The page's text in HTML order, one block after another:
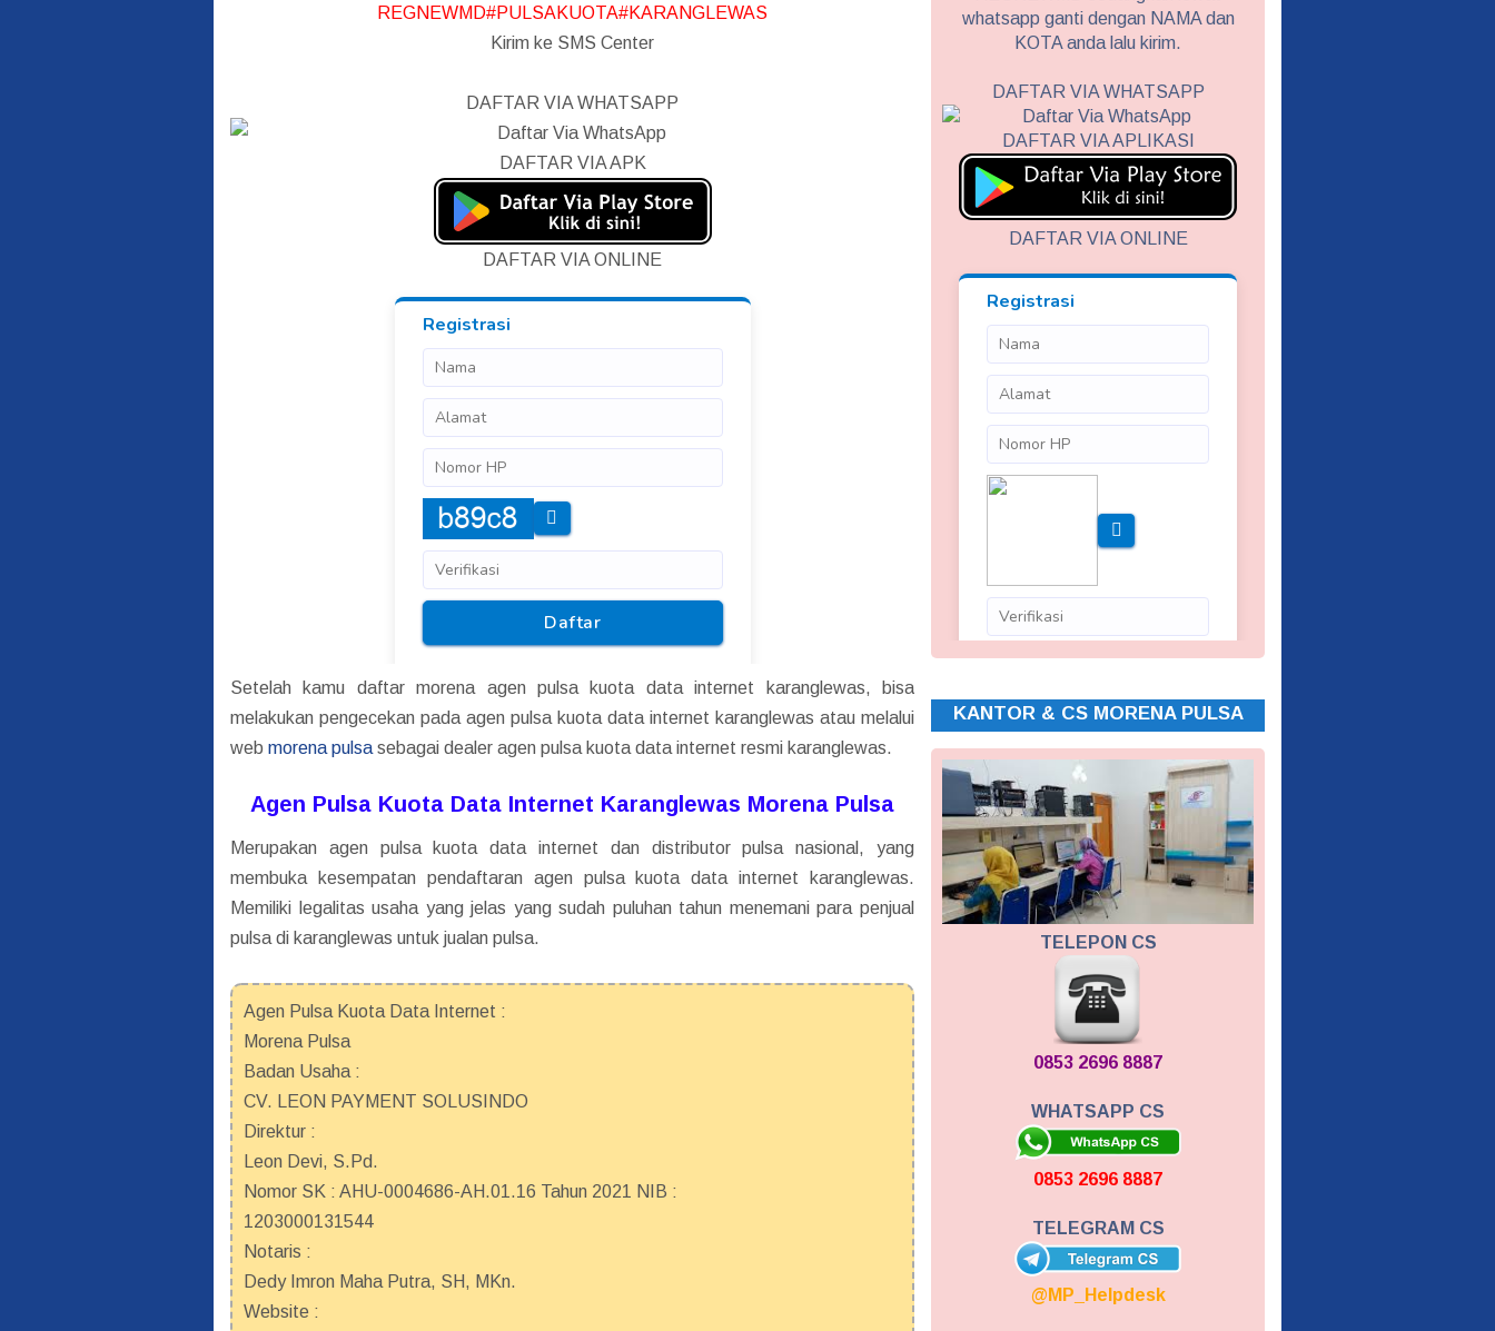
REGNEWMD#PULSAKUOTA#KARANGLEWAS
Kirim ke SMS Center
DAFTAR VIA WHATSAPP
DAFTAR VIA APK
DAFTAR VIA ONLINE
Setelah kamu daftar morena agen pulsa kuota data internet karanglewas, bisa
melakukan pengecekan pada agen pulsa kuota data internet karanglewas atau melalui
web morena pulsasebagai dealer agen pulsa kuota data internet resmi karanglewas.
Agen Pulsa Kuota Data Internet Karanglewas Morena Pulsa
Merupakan agen pulsa kuota data internet dan distributor pulsa nasional, yang
membuka kesempatan pendaftaran agen pulsa kuota data internet karanglewas.
Memiliki legalitas usaha yang jelas yang sudah puluhan tahun menemani para penjual
pulsa di karanglewas untuk jualan pulsa.
Agen Pulsa Kuota Data Internet :
Morena Pulsa
Badan Usaha :
CV. LEON PAYMENT SOLUSINDO
Direktur :
Leon Devi, S.Pd.
Nomor SK : AHU-0004686-AH.01.16 Tahun 2021 NIB :
1203000131544
Notaris :
Dedy Imron Maha Putra, SH, MKn.
Website :
whatsapp ganti dengan NAMA dan
KOTA anda lalu kirim.
DAFTAR VIA WHATSAPP
DAFTAR VIA APLIKASI
DAFTAR VIA ONLINE
KANTOR & CS MORENA PULSA
TELEPON CS
0853 2696 8887
WHATSAPP CS
0853 2696 8887
TELEGRAM CS
@MP_Helpdesk